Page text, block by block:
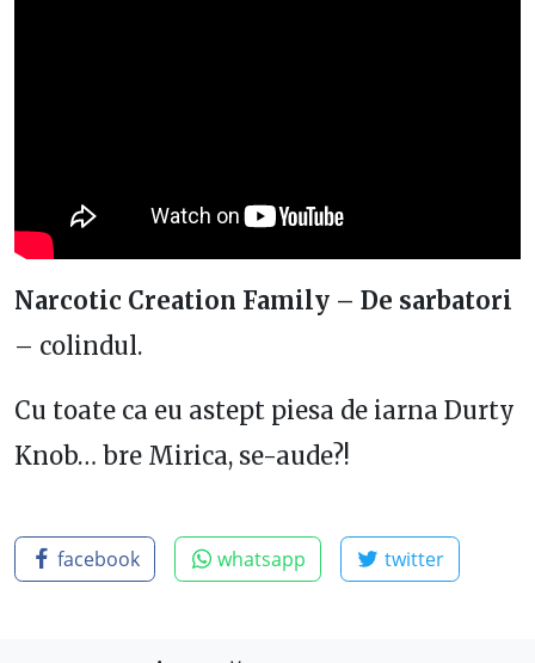
Narcotic Creation Family – De sarbatori
– colindul.
Cu toate ca eu astept piesa de iarna Durty
Knob… bre Mirica, se-aude?!
facebook whatsapp twitter